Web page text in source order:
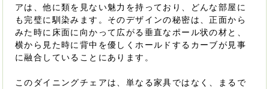
アは、他に類を見ない魅力を持っており、どんな部屋に
も完璧に馴染みます。そのデザインの秘密は、正面から
みた時に床面に向かって広がる垂直なポール状の材と、
横から見た時に背中を優しくホールドするカーブが見事
に融合していることにあります。
このダイニングチェアは、単なる家具ではなく、まるで